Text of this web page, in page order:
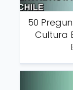
50
Cultura